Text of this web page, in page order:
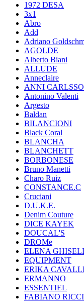
1972 DESA
3x1
Abro
Add
Adriano
AGOLDE
Alberto Biani
ALLUDE
Anneclaire
ANNI
Antonino Valenti
Argesto
Baldan
BILANCIONI
Black Coral
BLANCHA
BLANCHETT
BORBONESE
Bruno Manetti
Charo Ruiz
CONSTANCE.C
Cruciani
D.U.K.E.
Denim Couture
DICE KAYEK
DOUCAL'S
DROMe
ELENA
EQUIPMENT
ERIKA
ERMANNO
ESSENTIEL
FABIANO RICCI